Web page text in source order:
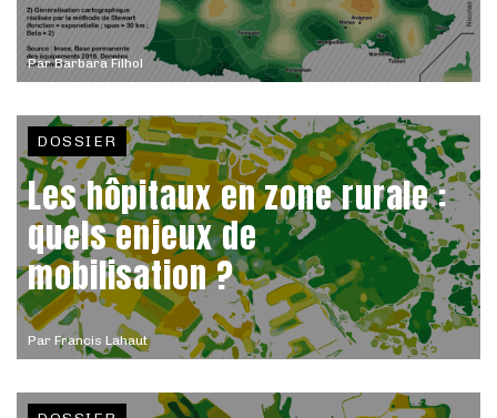
ParBarbara Filhol
Par Francis Lahaut
DOSSIER
Les hôpitaux en zone rurale :
quels enjeux de
mobilisation ?